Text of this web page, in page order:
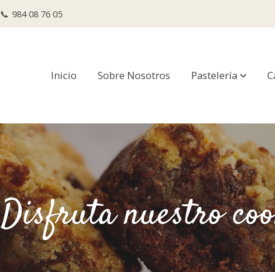
📞 984 08 76 05
Inicio Sobre Nosotros Pastelería
Disfruta nuestro